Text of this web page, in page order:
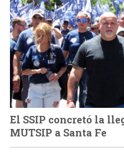
El SSIP concretó la
MUTSIP a Santa Fe